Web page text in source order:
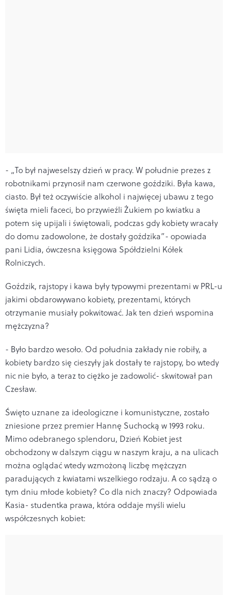
- „To był najweselszy dzień w pracy. W południe prezes z
robotnikami przynosił nam czerwone goździki. Była kawa,
ciasto. Był też oczywiście alkohol i najwięcej ubawu z tego
święta mieli faceci, bo przywieźli Żukiem po kwiatku a
potem się upijali i świętowali, podczas gdy kobiety wracały
do domu zadowolone, że dostały goździka”- opowiada
pani Lidia, ówczesna księgowa Spółdzielni Kółek
Rolniczych.
Goździk, rajstopy i kawa były typowymi prezentami w PRL-u
jakimi obdarowywano kobiety, prezentami, których
otrzymanie musiały pokwitować. Jak ten dzień wspomina
mężczyzna?
- Było bardzo wesoło. Od południa zakłady nie robiły, a
kobiety bardzo się cieszyły jak dostały te rajstopy, bo wtedy
nic nie było, a teraz to ciężko je zadowolić- skwitował pan
Czesław.
Święto uznane za ideologiczne i komunistyczne, zostało
zniesione przez premier Hannę Suchocką w 1993 roku.
Mimo odebranego splendoru, Dzień Kobiet jest
obchodzony w dalszym ciągu w naszym kraju, a na ulicach
można oglądać wtedy wzmożoną liczbę mężczyzn
paradujących z kwiatami wszelkiego rodzaju. A co sądzą o
tym dniu młode kobiety? Co dla nich znaczy? Odpowiada
Kasia- studentka prawa, która oddaje myśli wielu
współczesnych kobiet: